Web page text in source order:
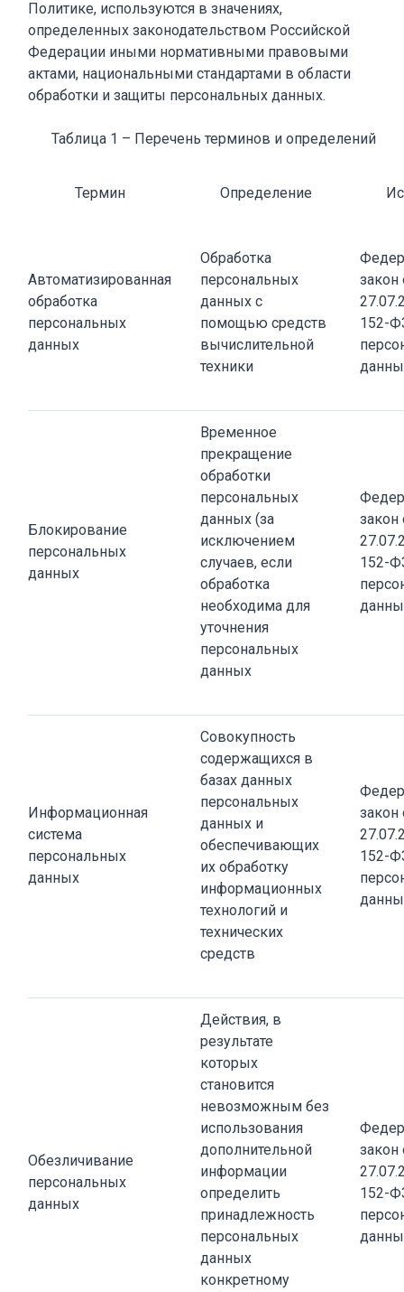
Политике, используются в значениях,
определенных законодательством Российской
Федерации иными нормативными правовыми
актами, национальными стандартами в области
обработки и защиты персональных данных.
Таблица 1 – Перечень терминов и определений
Термин Определение
Автоматизированная
обработка
персональных
данных
Обработка
персональных
данных с
помощью средств
вычислительной
техники
закон
152-
Блокирование
персональных
данных
Временное
прекращение
обработки
персональных
данных (за
исключением
случаев, если
обработка
необходима для
уточнения
персональных
данных
закон
152-
Информационная
система
персональных
данных
Совокупность
содержащихся в
базах данных
персональных
данных и
обеспечивающих
их обработку
информационных
технологий и
технических
средств
закон
152-
Обезличивание
персональных
данных
Действия, в
результате
которых
становится
невозможным без
использования
дополнительной
информации
определить
принадлежность
персональных
данных
конкретному
закон
152-